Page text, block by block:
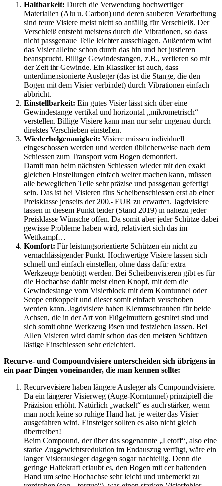
Haltbarkeit: Durch die Verwendung hochwertiger
Materialien (Alu u. Carbon) und deren sauberen Verarbeitung
sind teure Visiere meist nicht so anfällig für Verschleiß. Der
Verschleiß entsteht meistens durch die Vibrationen, so dass
nicht passgenaue Teile leichter ausschlagen. Außerdem wird
das Visier alleine schon durch das hin und her justieren
beansprucht. Billige Gewindestangen, z.B., verlieren so mit
der Zeit ihr Gewinde. Ein Klassiker ist auch, dass
unterdimensionierte Ausleger (das ist die Stange, die den
Bogen mit dem Visier verbindet) durch Vibrationen einfach
abbricht.
Einstellbarkeit: Ein gutes Visier lässt sich über eine
Gewindestange vertikal und horizontal „mikrometrisch“
verstellen. Billige Visiere kann man nur sehr ungenau durch
direktes Verschieben einstellen.
Wiederholgenauigkeit: Visiere müssen individuell
eingeschossen werden und werden üblicherweise nach dem
Schiessen zum Transport vom Bogen demontiert.
Damit man beim nächsten Schiessen wieder mit den exakt
gleichen Einstellungen einfach weiter machen kann, müssen
alle beweglichen Teile sehr präzise und passgenau gefertigt
sein. Das ist bei Visieren fürs Scheibenschiessen erst ab einer
Preisklasse jenseits der 200.- EUR zu erwarten. Jagdvisiere
lassen in diesem Punkt leider (Stand 2019) in nahezu jeder
Preisklasse Wünsche offen. Da somit aber jeder Schütze dabei
gewisse Probleme haben wird, relativiert sich das im
Wettkampf…
Komfort: Für leistungsorientierte Schützen ein nicht zu
vernachlässigender Punkt. Hochwertige Visiere lassen sich
schnell und einfach einstellen, ohne dass dafür extra
Werkzeuge benötigt werden. Bei Scheibenvisieren gibt es für
die Hochachse dafür meist einen Knopf, mit dem die
Gewindestange vom Visierblock mit dem Korntunnel oder
Scope entkoppelt und dieser somit einfach verschoben
werden kann. Jagdvisiere haben Klemmschrauben für beide
Achsen, die in der Art von Flügelmuttern gestaltet sind und
sich somit ohne Werkzeug lösen und festziehen lassen. Bei
Allen Visieren wird damit schon das den meisten Schützen
lästige Einschiessen sehr erleichtert.
Recurve- und Compoundvisiere unterscheiden sich übrigens in
ein paar Dingen voneinander, die man kennen sollte:
Recurvevisiere haben längere Ausleger als Compoundvisiere.
Da ein längerer Visierweg (Auge-Korntunnel) prinzipiell die
Präzision erhöht. Natürlich „wackelt“ es auch stärker, wenn
man noch keine so ruhige Hand hat, je weiter das Visier
ausgefahren wird. Einsteiger sollten es also nicht gleich
übertreiben!
Beim Compound, der über das sogenannte „Letoff“, also eine
starke Zuggewichtsreduktion im Endauszug verfügt, wäre ein
langer Visierausleger dagegen sogar nachteilig. Denn die
geringe Haltekraft erlaubt es, den Bogen mit der haltenden
Hand um seine Hochachse sehr leicht und unbemerkt zu